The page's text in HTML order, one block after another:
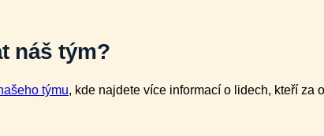
náš tým?
týmu, kde najdete více informací o lidech, kteří za